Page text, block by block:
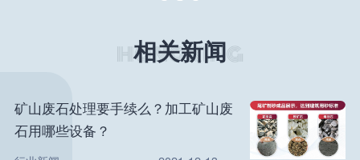
相关新闻
矿山废石处理要手续么？加工矿山废
石用哪些设备？